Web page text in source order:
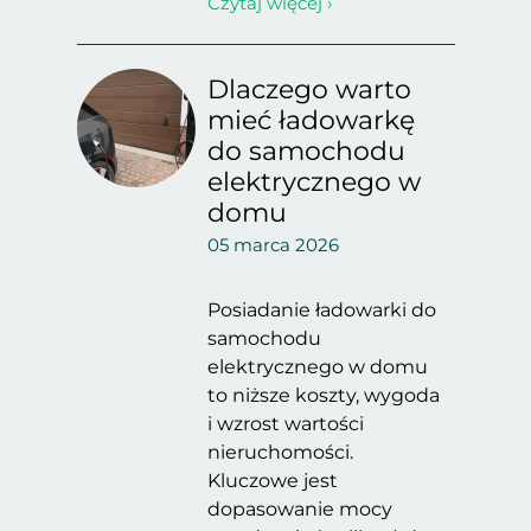
Dlaczego warto
mieć ładowarkę
do samochodu
elektrycznego w
domu
05 marca 2026
Posiadanie ładowarki do
samochodu
elektrycznego w domu
to niższe koszty, wygoda
i wzrost wartości
nieruchomości.
Kluczowe jest
dopasowanie mocy